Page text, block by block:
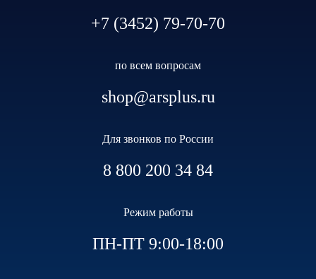
+7 (3452) 79-70-70
по всем вопросам
shop@arsplus.ru
Для звонков по России
8 800 200 34 84
Режим работы
ПН-ПТ 9:00-18:00